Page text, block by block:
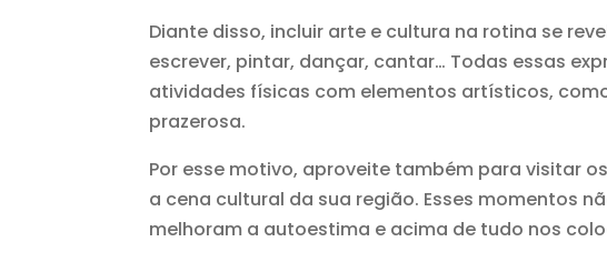
Diante disso, incluir arte e cultura na rotina se
escrever, pintar, dançar, cantar… Todas essas
atividades físicas com elementos artísticos,
prazerosa.
Por esse motivo, aproveite também para visitar
a cena cultural da sua região. Esses momentos
melhoram a autoestima e acima de tudo nos